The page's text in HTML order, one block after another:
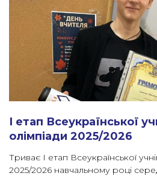
І етап Всеукраїнської
олімпіади 2025/2026
Триває І етап Всеукраїнської
2025/2026 навчальному році